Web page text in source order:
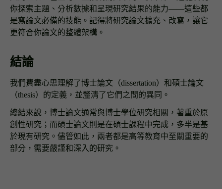
你探索主題、分析數據和呈現研究結果的能力——這些都
是寫論文必備的技能。記得將研究論文擴充、改寫，讓它
更符合你論文的整體架構。
結論
我們費盡心思理解了博士論文（dissertation）和碩士論文
（thesis）的定義，並釐清了它們之間的異同。
總結來說，博士論文通常與博士學位研究相關，著重於原
創性研究；而碩士論文則是在碩士課程中完成，多半是基
於現有研究。儘管如此，兩者都是高等教育中至關重要的
部分，需要嚴謹和深入的研究。